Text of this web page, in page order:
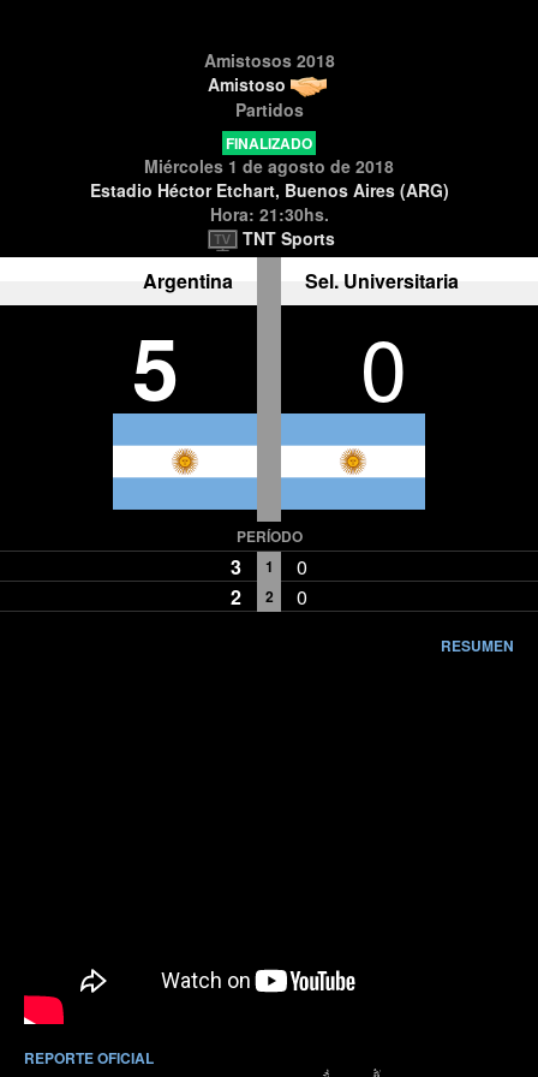
Amistosos 2018
Amistoso
Partidos
FINALIZADO
Miércoles 1 de agosto de 2018
Estadio Héctor Etchart, Buenos Aires (ARG)
Hora: 21:30hs.
TNT Sports
Argentina Sel. Universitaria
5 0
PERÍODO
3 1
0
2
2 0
RESUMEN
REPORTE OFICIAL